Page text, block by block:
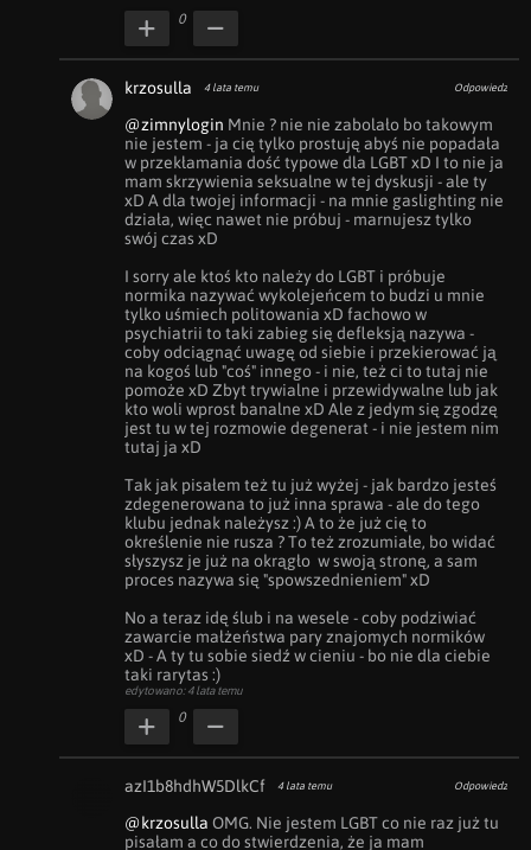
0
krzosulla 4 lata temu Odpowiedz
@zimnylogin Mnie ? nie nie zabolało bo takowym
nie jestem - ja cię tylko prostuję abyś nie popadała
w przekłamania dość typowe dla LGBT xD I to nie ja
mam skrzywienia seksualne w tej dyskusji - ale ty
xD A dla twojej informacji - na mnie gaslighting nie
działa, więc nawet nie próbuj - marnujesz tylko
swój czas xD
I sorry ale ktoś kto należy do LGBT i próbuje
normika nazywać wykolejeńcem to budzi u mnie
tylko uśmiech politowania xD fachowo w
psychiatrii to taki zabieg się defleksją nazywa -
coby odciągnąć uwagę od siebie i przekierować ją
na kogoś lub "coś" innego - i nie, też ci to tutaj nie
pomoże xD Zbyt trywialne i przewidywalne lub jak
kto woli wprost banalne xD Ale z jedym się zgodzę
jest tu w tej rozmowie degenerat - i nie jestem nim
tutaj ja xD
Tak jak pisałem też tu już wyżej - jak bardzo jesteś
zdegenerowana to już inna sprawa - ale do tego
klubu jednak należysz :) A to że już cię to
określenie nie rusza ? To też zrozumiałe, bo widać
słyszysz je już na okrągło  w swoją stronę, a sam
proces nazywa się "spowszednieniem" xD
No a teraz idę ślub i na wesele - coby podziwiać
zawarcie małżeństwa pary znajomych normików
xD - A ty tu sobie siedź w cieniu - bo nie dla ciebie
taki rarytas :)
edytowano: 4 lata temu
0
azI1b8hdhW5DlkCf 4 lata temu Odpowiedz
@krzosulla OMG. Nie jestem LGBT co nie raz już tu
pisałam a co do stwierdzenia, że ja mam